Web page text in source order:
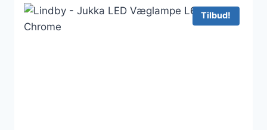
1.495 kr..1.360 kr..
Tilbud!